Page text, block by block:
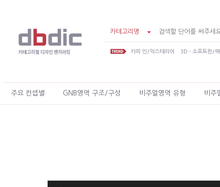
카테고리명
카피 인/익스테리어 3D - 소프트한/
주요 컨셉별 GNB영역 구조/구성 비주얼영역 유형 비주